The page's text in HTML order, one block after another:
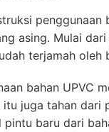
penggunaan
asing. Mulai
terjamah oleh
bahan UPVC
juga tahan dari
baru dari